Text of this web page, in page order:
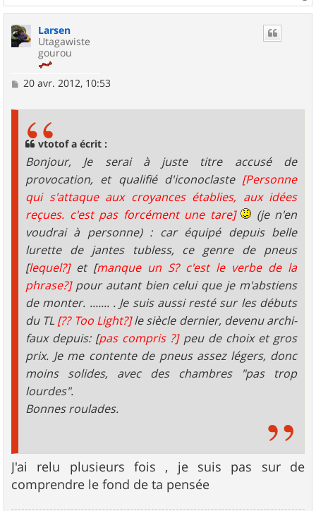
a
Larsen
Utagawiste
gourou
M
20 avr. 2012, 10:53
vtotof a écrit :
Bonjour, Je serai à juste titre accusé de
provocation, et qualifié d'iconoclaste [Personne
qui s'attaque aux croyances établies, aux idées
reçues. c'est pas forcément une tare]
(je n'en
voudrai à personne) : car équipé depuis belle
lurette de jantes tubless, ce genre de pneus
[lequel?]et [manque un S? c'est le verbe de la
phrase?] pour autant bien celui que je m'abstiens
de monter. ....... . Je suis aussi resté sur les débuts
du TL [?? Too Light?]le siècle dernier, devenu archi-
faux depuis: [pas compris ?] peu de choix et gros
prix. Je me contente de pneus assez légers, donc
moins solides, avec des chambres "pas trop
lourdes".
Bonnes roulades.
J'ai relu plusieurs fois , je suis pas sur de
comprendre le fond de ta pensée